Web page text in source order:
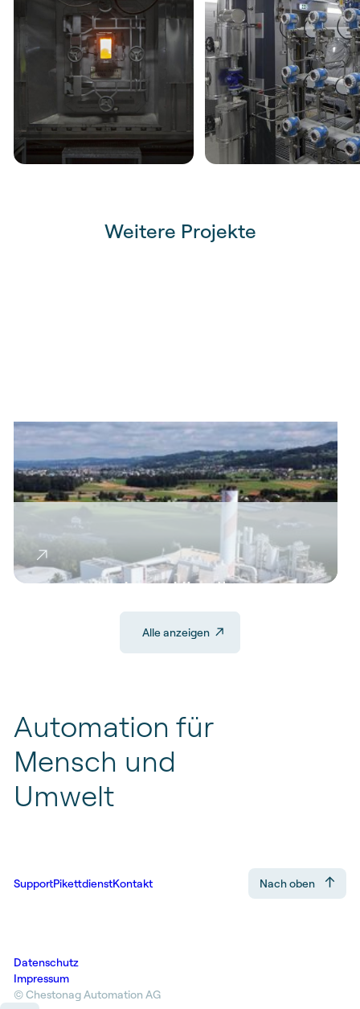
Weitere Projekte
Kezo Hinwil
Alle anzeigen
Automation für
Mensch und
Umwelt
SupportPikettdienstKontakt Nach oben
© Chestonag Automation AG
Datenschutz
Impressum